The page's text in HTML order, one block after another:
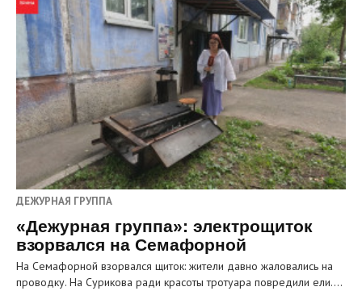
ДЕЖУРНАЯ ГРУППА
«Дежурная группа»: электрощиток
взорвался на Семафорной
На Семафорной взорвался щиток: жители давно жаловались на
проводку. На Сурикова ради красоты тротуара повредили ели.…